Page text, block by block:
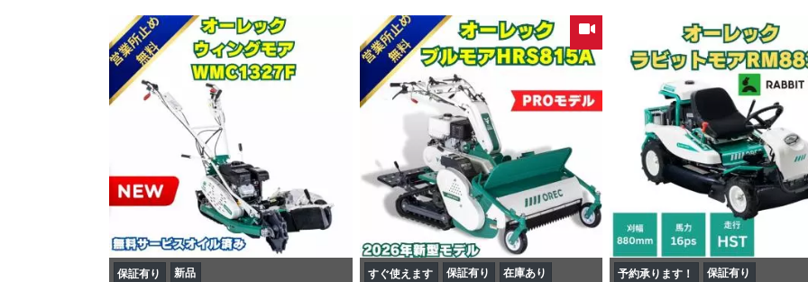
保証有り 新品 すぐ使えます 保証有り
在庫あり
予約承ります！ 保証有り